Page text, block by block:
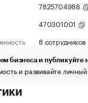
7825704988
470301001
8 сотрудников
бизнеса и публикуйте
и развивайте